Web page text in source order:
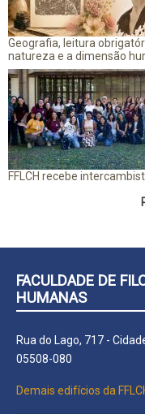
Geografia, leitura
natureza e a dimensão
FFLCH recebe
FACULDADE DE
HUMANAS
Rua do Lago, 717 -
05508-080
Demais edifícios da